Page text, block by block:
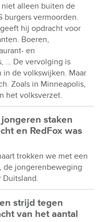
niet alleen buiten de
burgers vermoorden.
hij opdracht voor
Boeren,
en
… De vervolging is
in de volkswijken. Maar
Zoals in Minneapolis,
het volksverzet.
staken
en RedFox was
trokken we met een
de jongerenbeweging
Duitsland.
strijd tegen
van het aantal